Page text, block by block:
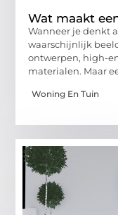
Wat maakt
Wanneer je denkt
waarschijnlijk
ontwerpen, high-
materialen. Maar
Woning En Tuin